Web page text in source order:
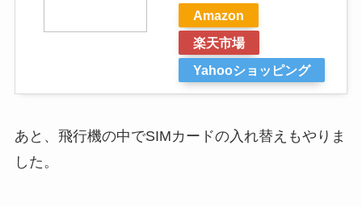
Amazon
楽天市場
Yahooショッピング
あと、飛行機の中でSIMカードの入れ替えもやりま
した。